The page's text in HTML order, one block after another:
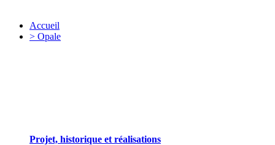
Accueil
> Opale
Projet, historique et réalisations